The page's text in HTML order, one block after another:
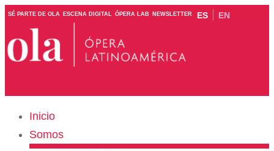
SÉ PARTE DE OLA ESCENA DIGITAL ÓPERA LAB NEWSLETTER ES EN
Inicio
Somos